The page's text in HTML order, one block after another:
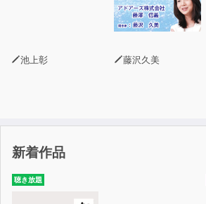
池上彰 藤沢久美
新着作品
聴き放題